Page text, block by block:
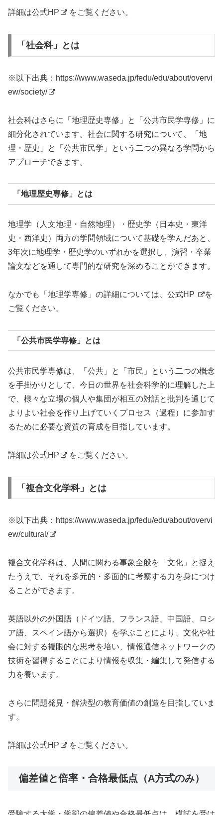
詳細は公式HP をご覧ください。
「社会科」とは
※以下出典： https://www.waseda.jp/fedu/edu/about/overvi
ew/society/
社会科はさらに「地理歴史専修」と「公共市民学専修」に
細分化されています。社会に関する研究について、「地
理・歴史」と「公共市民学」という二つの異なる学問から
アプローチできます。
「地理歴史専修」とは
地理学（人文地理・自然地理）・歴史学（日本史・東洋
史・西洋史）両方の学問領域について基礎を学んだあと、
3年次に地理学・歴史学のいずれかを選択し、演習・卒業
論文などを通して専門的な研究を深めることができます。
なかでも「地理学専修」の詳細については、 公式HP
を
ご覧ください。
「公共市民学専修」とは
公共市民学専修は、「公共」と「市民」という二つの概念
を手掛かりとして、今日の世界を社会科学的に理解した上
で、様々な立場の個人や集団が相互の対話と批判を通じて
よりよい社会を作り上げていくプロセス（過程）に参加す
るために必要な資質の育成を目指しています。
詳細は公式HP をご覧ください。
「複合文化学科」とは
※以下出典： https://www.waseda.jp/fedu/edu/about/overvi
ew/cultural/
複合文化学科は、人間に関わる事象全般を「文化」と捉え
たうえで、それを多元的・多面的に考察する力を身につけ
ることができます。
英語以外の外国語（ドイツ語、フランス語、中国語、ロシ
ア語、スペイン語から選択）を学ぶことにより、文化や社
会に対する複眼的な思考を培い、情報通信ネットワークの
技術を習得することにより情報を収集・編集して発信する
力を養います。
さらに問題発見・解決型の教育価値の創造を目指していま
す。
詳細は公式HP をご覧ください。
偏差値と倍率・合格最低点（A方式のみ）